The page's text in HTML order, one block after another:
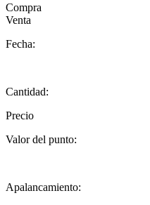
Compra
Venta
Fecha:
Cantidad:
Precio
Valor del punto:
Apalancamiento: